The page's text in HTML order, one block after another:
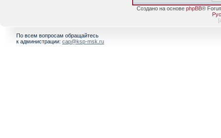
Создано на основе phpBB®
[
По всем вопросам обращайтесь
к администрации: cap@ksp-msk.ru